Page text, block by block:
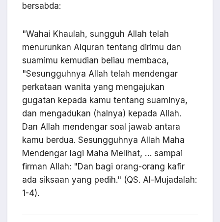
bersabda:
"Wahai Khaulah, sungguh Allah telah
menurunkan Alquran tentang dirimu dan
suamimu kemudian beliau membaca,
"Sesungguhnya Allah telah mendengar
perkataan wanita yang mengajukan
gugatan kepada kamu tentang suaminya,
dan mengadukan (halnya) kepada Allah.
Dan Allah mendengar soal jawab antara
kamu berdua. Sesungguhnya Allah Maha
Mendengar lagi Maha Melihat, … sampai
firman Allah: "Dan bagi orang-orang kafir
ada siksaan yang pedih." (QS. Al-Mujadalah:
1-4).